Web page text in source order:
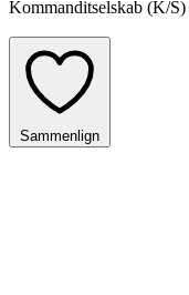
Kommanditselskab (K/S)
Sammenlign